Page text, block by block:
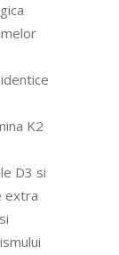
K2
D3 si
extra